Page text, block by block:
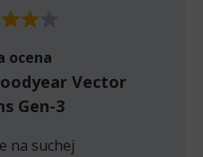
ocena
Vector
Gen-3
na suchej